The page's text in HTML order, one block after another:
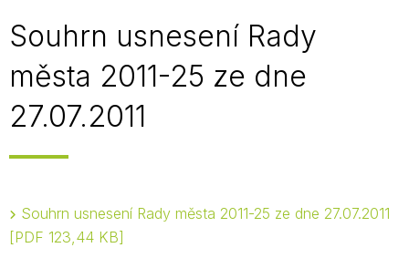
Souhrn usnesení Rady
města 2011-25 ze dne
27.07.2011
Souhrn usnesení Rady města 2011-25 ze dne 27.07.2011
PDF 123,44 KB